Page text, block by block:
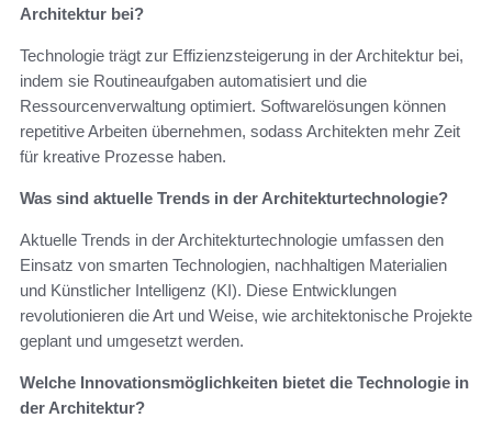
Architektur bei?
Technologie trägt zur Effizienzsteigerung in der Architektur bei,
indem sie Routineaufgaben automatisiert und die
Ressourcenverwaltung optimiert. Softwarelösungen können
repetitive Arbeiten übernehmen, sodass Architekten mehr Zeit
für kreative Prozesse haben.
Was sind aktuelle Trends in der Architekturtechnologie?
Aktuelle Trends in der Architekturtechnologie umfassen den
Einsatz von smarten Technologien, nachhaltigen Materialien
und Künstlicher Intelligenz (KI). Diese Entwicklungen
revolutionieren die Art und Weise, wie architektonische Projekte
geplant und umgesetzt werden.
Welche Innovationsmöglichkeiten bietet die Technologie in
der Architektur?